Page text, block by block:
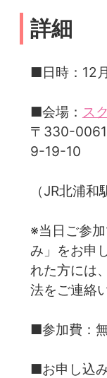
詳細
■日時：12
■会場： ス
〒330-0061
9-19-10
（JR北浦
※当日ご参
み」をお申
れた方には
法をご連絡
■参加費：
■お申し込